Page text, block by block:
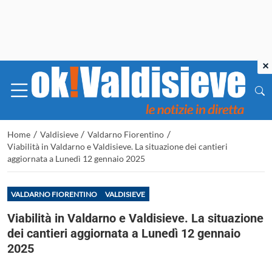
Home / Valdisieve / Valdarno Fiorentino /
Viabilità in Valdarno e Valdisieve. La situazione dei cantieri
aggiornata a Lunedì 12 gennaio 2025
VALDARNO FIORENTINO VALDISIEVE
Viabilità in Valdarno e Valdisieve. La situazione
dei cantieri aggiornata a Lunedì 12 gennaio
2025
×